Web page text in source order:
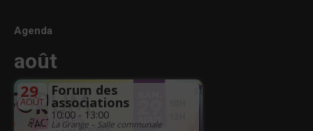
Agenda
août
29
AOÛT
Forum des
associations
10:00 - 13:00
La Grange – Salle communale